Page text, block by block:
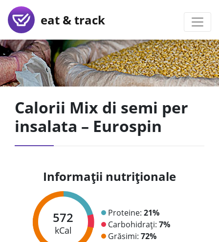
eat & track
Calorii Mix di semi per
insalata – Eurospin
Informații nutriționale
572
kCal
Proteine: 21%
Carbohidrați: 7%
Grăsimi: 72%